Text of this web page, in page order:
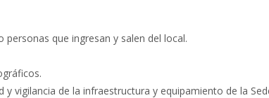
que ingresan y salen del local.
vigilancia de la infraestructura y equipamiento de la